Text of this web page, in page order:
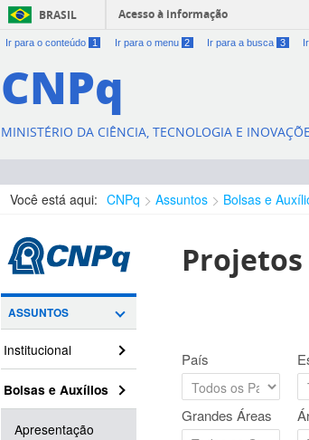
BRASIL Acesso à informação
Ir para o conteúdo 1 Ir para o menu 2 Ir para a busca 3
CNPq
MINISTÉRIO DA CIÊNCIA, TECNOLOGIA E
Você está aqui: CNPq Assuntos Bolsas e
ASSUNTOS
Institucional
Bolsas e Auxílios
Apresentação
Projetos
País
Grandes Áreas